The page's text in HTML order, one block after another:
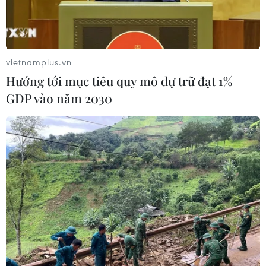
chọntheo giải Fleet World Honours 2011 trong
buổi lễ tổ chức ở thủ đô London.
Chủbút tờ Fleet World, đồng thời cũng là Chủ
tịch ban giám khảo SteveMoody cho hay: “Chiếc
Fiat 500 lại một lần nữa cho thấy nó là chiếc
xeđược mọi người yêu mến và với việc nó được
trang bị động cơ TwinAir mới,mẫu xe này đem
lại trải nghiệm lái thú vị và rất tiết kiệm nhiên
liệu.”
Ban giám khảo đều rất hài lòng với những
phẩm chất ưu việt của mẫu Fiat 500 cũng như
chi phí vận hành thấp của nó.
MẫuFiat 500 trên đã có mặt tại thị trường Anh
vietnamplus.vn
Hướng tới mục tiêu quy mô dự trữ đạt 1%
GDP vào năm 2030